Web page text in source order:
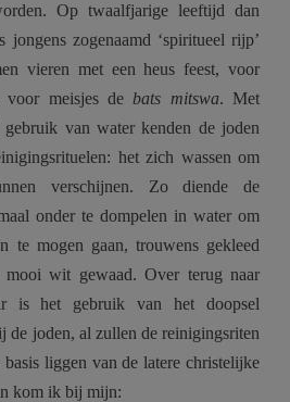
Op twaalfjarige leeftijd dan
jongens zogenaamd ‘spiritueel rijp’
vieren met een heus feest, voor
voor meisjes debats mitswa. Met
van water kenden de joden
het zich wassen om
verschijnen. Zo diende de
onder te dompelen in water om
te mogen gaan, trouwens gekleed
mooi wit gewaad. Over terug naar
is het gebruik van het doopsel
de joden, al zullen de reinigingsriten
liggen van de latere christelijke
kom ik bij mijn: